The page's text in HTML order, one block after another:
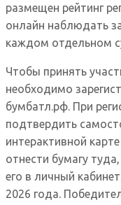
размещен рейтинг
онлайн наблюдать
каждом отдельном
Чтобы принять
необходимо
бумбатл.рф. При
подтвердить
интерактивной
отнести бумагу
его в личный
2026 года.